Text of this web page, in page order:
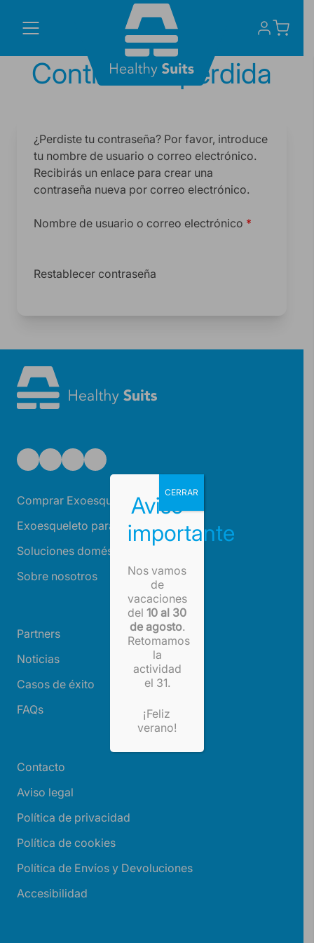
Contraseña perdida
¿Perdiste tu contraseña? Por favor, introduce
tu nombre de usuario o correo electrónico.
Recibirás un enlace para crear una
contraseña nueva por correo electrónico.
Nombre de usuario o correo electrónico *
Restablecer contraseña
Comprar Exoesqueleto
Exoesqueleto para trabajar
Soluciones domésticas
Sobre nosotros
Partners
Noticias
Casos de éxito
FAQs
Contacto
Aviso legal
Política de privacidad
Política de cookies
Política de Envíos y Devoluciones
Accesibilidad
Aviso
importante
Nos vamos
de
vacaciones
del 10 al 30
de agosto.
Retomamos
la
actividad
el 31.
¡Feliz
verano!
CERRAR